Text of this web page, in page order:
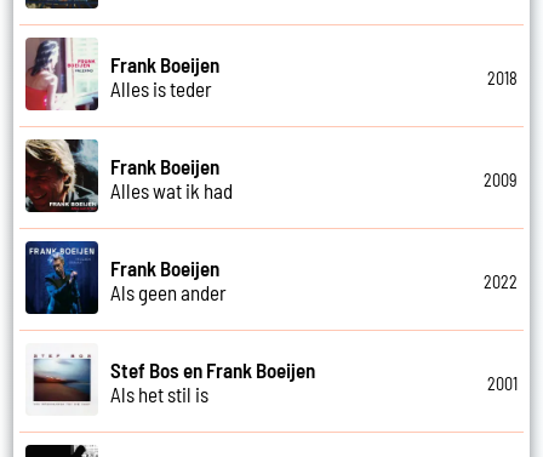
Frank Boeijen
Alles is teder
2018
Frank Boeijen
Alles wat ik had
2009
Frank Boeijen
Als geen ander
2022
Stef Bos en Frank Boeijen
Als het stil is
2001